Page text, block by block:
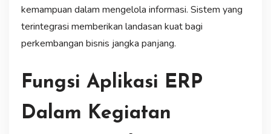
kemampuan dalam mengelola informasi. Sistem yang
terintegrasi memberikan landasan kuat bagi
perkembangan bisnis jangka panjang.
Fungsi Aplikasi ERP
Dalam Kegiatan